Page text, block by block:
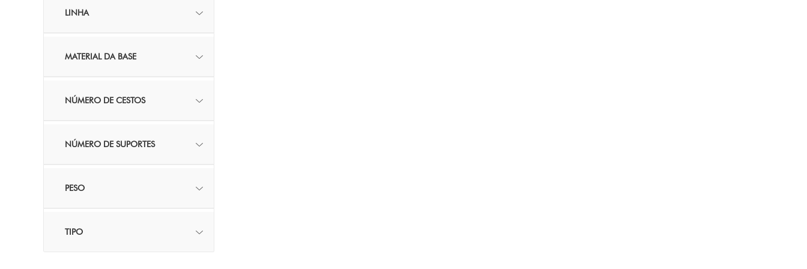
LINHA
MATERIAL DA BASE
NÚMERO DE CESTOS
NÚMERO DE SUPORTES
PESO
TIPO